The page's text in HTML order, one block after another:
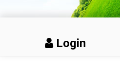
Login